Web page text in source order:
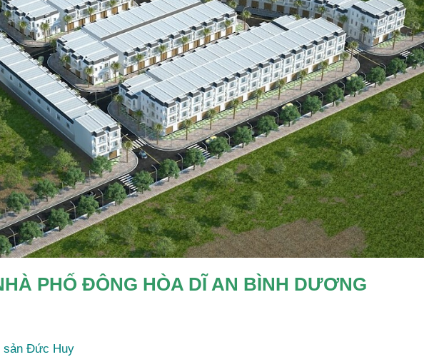
PHỐ ĐÔNG HÒA DĨ AN BÌNH DƯƠNG
sản Đức Huy